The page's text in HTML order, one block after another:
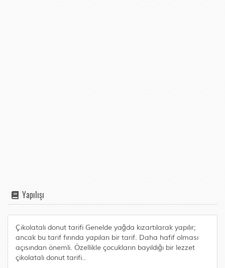
Yapılışı
Çikolatalı donut tarifi Genelde yağda kızartılarak yapılır;
ancak bu tarif fırında yapılan bir tarif. Daha hafif olması
açısından önemli. Özellikle çocukların bayıldığı bir lezzet
çikolatalı donut tarifi..